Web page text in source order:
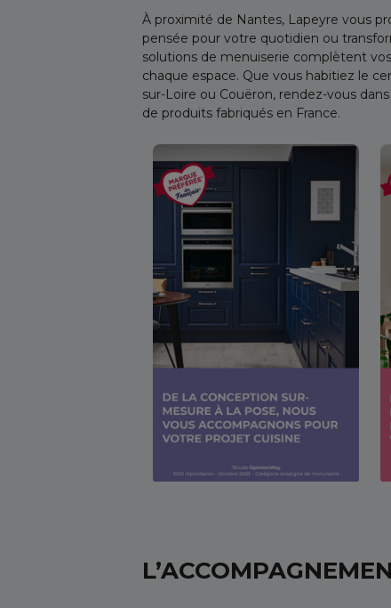
À proximité de Nantes, Lapeyre vous
pensée pour votre quotidien ou
solutions de menuiserie complètent
chaque espace. Que vous habitiez le
sur-Loire ou Couëron, rendez-vous
de produits fabriqués en France.